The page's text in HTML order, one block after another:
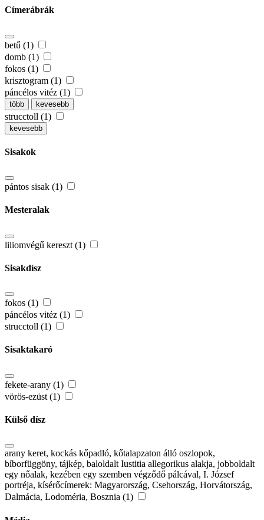
Címerábrák
betű (1)
domb (1)
fokos (1)
krisztogram (1)
páncélos vitéz (1)
több kevesebb
strucctoll (1)
kevesebb
Sisakok
pántos sisak (1)
Mesteralak
liliomvégű kereszt (1)
Sisakdísz
fokos (1)
páncélos vitéz (1)
strucctoll (1)
Sisaktakaró
fekete-arany (1)
vörös-ezüst (1)
Külső dísz
arany keret, kockás kőpadló, kőtalapzaton álló oszlopok,
bíborfüggöny, tájkép, baloldalt Iustitia allegorikus alakja, jobboldalt
egy nőalak, kezében egy szemben végződő pálcával, I. József
portréja, kísérőcímerek: Magyarország, Csehország, Horvátország,
Dalmácia, Lodoméria, Bosznia (1)